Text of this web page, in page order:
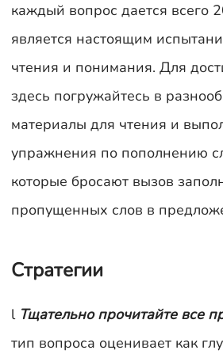
каждый вопрос дается всего
является настоящим
чтения и понимания. Для
здесь погружайтесь в
материалы для чтения и
упражнения по пополнению
которые бросают вызов
пропущенных слов в
Стратегии
l Тщательно прочитайте все
тип вопроса оценивает как